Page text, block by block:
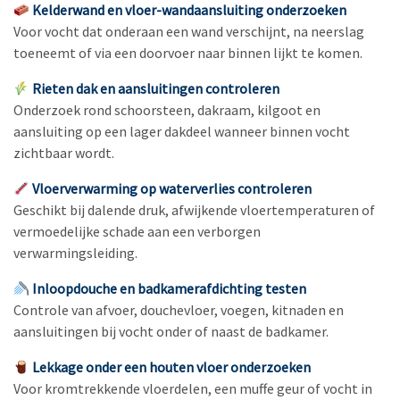
Kelderwand en vloer-wandaansluiting onderzoeken
Voor vocht dat onderaan een wand verschijnt, na neerslag
toeneemt of via een doorvoer naar binnen lijkt te komen.
Rieten dak en aansluitingen controleren
Onderzoek rond schoorsteen, dakraam, kilgoot en
aansluiting op een lager dakdeel wanneer binnen vocht
zichtbaar wordt.
Vloerverwarming op waterverlies controleren
Geschikt bij dalende druk, afwijkende vloertemperaturen of
vermoedelijke schade aan een verborgen
verwarmingsleiding.
Inloopdouche en badkamerafdichting testen
Controle van afvoer, douchevloer, voegen, kitnaden en
aansluitingen bij vocht onder of naast de badkamer.
Lekkage onder een houten vloer onderzoeken
Voor kromtrekkende vloerdelen, een muffe geur of vocht in